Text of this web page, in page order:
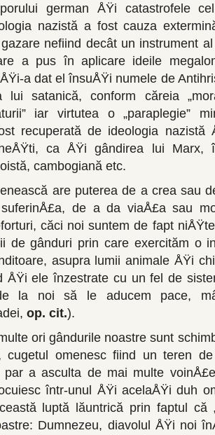
german ÅŸi ca­tastrofele
nazistă a fost cauza
nefiind decât un instrument
a pus în aplicare ideile
a dat el însuÅŸi numele de
lui sata­nică, conform căreia
iar virtutea o „paraplegie”
recuperată de ideologia
ca ÅŸi gân­direa lui Marx,
cambogiană etc.
are puterea de a crea sau
de a da viaÅ£a sau
căci noi suntem de fapt
de gân­duri prin care exerci­tăm o
asupra lumii animale ÅŸi
ÅŸi ele înzestra­te cu un fel de
la noi să le aducem pace,
op. cit.).
ori gândurile noastre sunt
cugetul omenesc fiind un teren
par a asculta de mai multe
într-unul ÅŸi acelaÅŸi duh
luptă lăuntrică prin faptul că
Dumnezeu, diavolul ÅŸi noi